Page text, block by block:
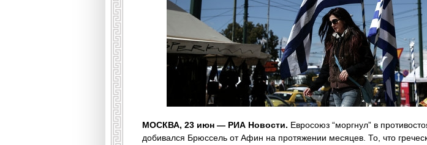
МОСКВА, 23 июн — РИА Новости. Евросоюз “моргнул” в
добивался Брюссель от Афин на протяжении месяцев. То, что